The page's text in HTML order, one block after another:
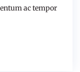
ac tempor